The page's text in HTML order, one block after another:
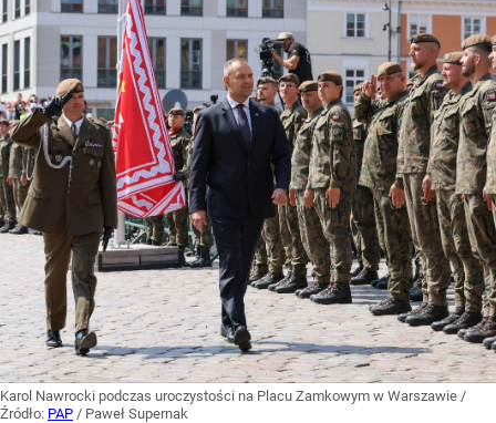
Karol Nawrocki podczas uroczystości na Placu Zamkowym w Warszawie /
Źródło: PAP / Paweł Supernak